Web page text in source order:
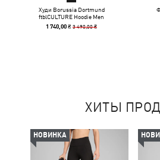
Худи Borussia Dortmund
ftblCULTURE Hoodie Men
1 740,00 ₴3 490,00 ₴
ХИТЫ
НОВИНКА